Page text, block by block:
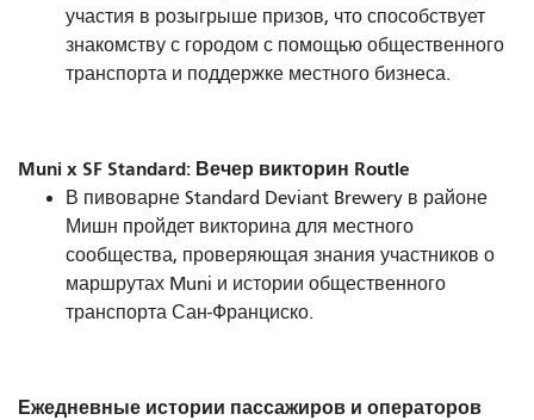
участия в розыгрыше призов, что способствует
знакомству с городом с помощью общественного
транспорта и поддержке местного бизнеса.
Muni x SF Standard: Вечер викторин Routle
В пивоварне Standard Deviant Brewery в районе
Мишн пройдет викторина для местного
сообщества, проверяющая знания участников о
маршрутах Muni и истории общественного
транспорта Сан-Франциско.
Ежедневные истории пассажиров и операторов